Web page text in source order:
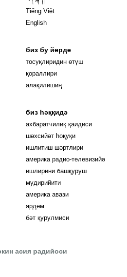
Tiếng Việt
English
биз бу йәрдә
тосуқлиридин өтүш
қораллири
алақилишиң
in new window
new window
new window
new window
биз һәққидә
ахбаратчилиқ қаидиси
шәхсийәт һоқуқи
ишлитиш шәртлири
америка радио-телевизийә
ишлирини башқуруш
мудирийити
америка авази
ярдәм
бәт қурулмиси
асия радийоси